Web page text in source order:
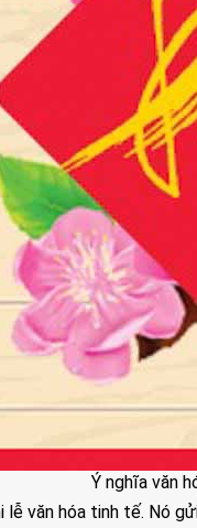
Ý nghĩa văn
văn hóa tinh tế. Nó